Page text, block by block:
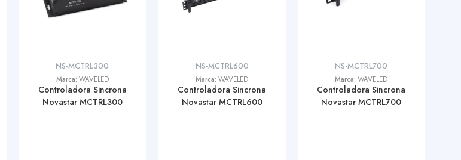
NS-MCTRL300
Marca: WAVELED
Controladora Sincrona
Novastar MCTRL300
NS-MCTRL600
Marca:WAVELED
Controladora Sincrona
Novastar MCTRL600
NS-MCTRL700
Marca:WAVELED
Controladora Sincrona
Novastar MCTRL700